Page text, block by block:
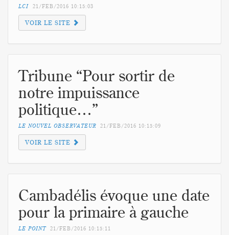
LCI 21/FEB/2016 10:15:03
VOIR LE SITE
Tribune “Pour sortir de
notre impuissance
politique…”
LE NOUVEL OBSERVATEUR 21/FEB/2016 10:15:09
VOIR LE SITE
Cambadélis évoque une date
pour la primaire à gauche
LE POINT 21/FEB/2016 10:15:11